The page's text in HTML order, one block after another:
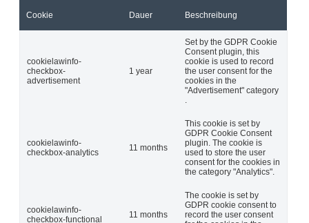
Cookie Dauer Beschreibung
cookielawinfo-
checkbox-
advertisement
1 year
Set by the GDPR Cookie
Consent plugin, this
cookie is used to record
the user consent for the
cookies in the
"Advertisement" category
cookielawinfo-
checkbox-analytics
11 months
This cookie is set by
GDPR Cookie Consent
plugin. The cookie is
used to store the user
consent for the cookies in
the category "Analytics".
cookielawinfo-
checkbox-functional
11 months
The cookie is set by
GDPR cookie consent to
record the user consent